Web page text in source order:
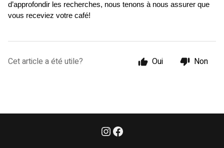
d’approfondir les recherches, nous tenons à nous assurer que
vous receviez votre café!
Cet article a été utile? Oui Non